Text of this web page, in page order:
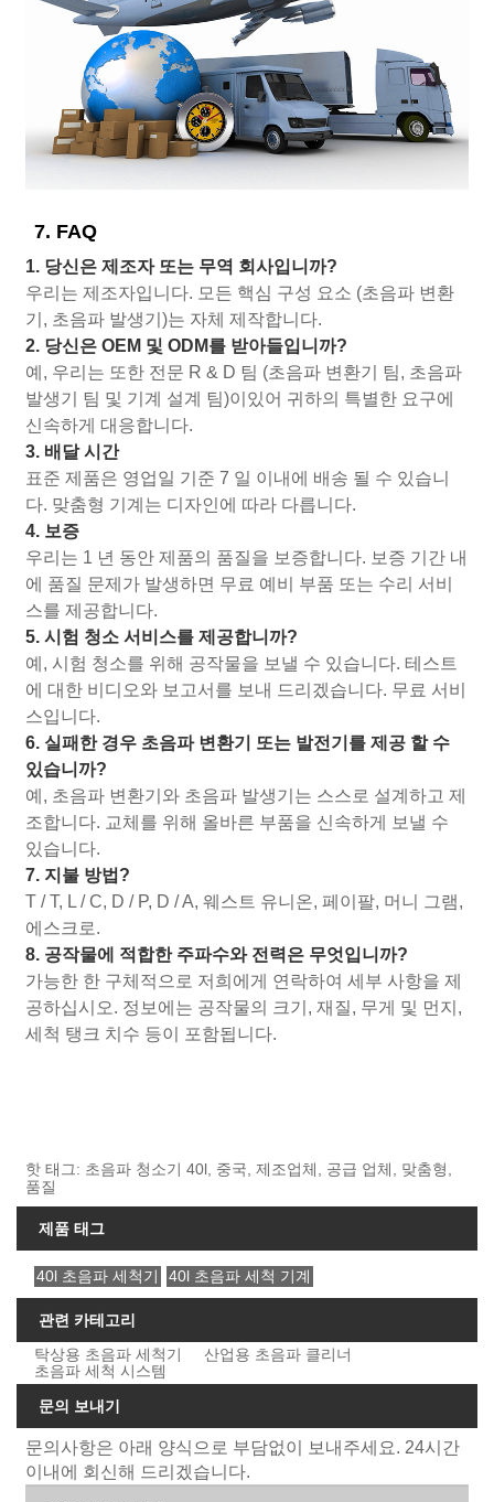
7. FAQ
1. 당신은 제조자 또는 무역 회사입니까?
우리는 제조자입니다. 모든 핵심 구성 요소 (초음파 변환
기, 초음파 발생기)는 자체 제작합니다.
2. 당신은 OEM 및 ODM를 받아들입니까?
예, 우리는 또한 전문 R & D 팀 (초음파 변환기 팀, 초음파
발생기 팀 및 기계 설계 팀)이있어 귀하의 특별한 요구에
신속하게 대응합니다.
3. 배달 시간
표준 제품은 영업일 기준 7 일 이내에 배송 될 수 있습니
다. 맞춤형 기계는 디자인에 따라 다릅니다.
4. 보증
우리는 1 년 동안 제품의 품질을 보증합니다. 보증 기간 내
에 품질 문제가 발생하면 무료 예비 부품 또는 수리 서비
스를 제공합니다.
5. 시험 청소 서비스를 제공합니까?
예, 시험 청소를 위해 공작물을 보낼 수 있습니다. 테스트
에 대한 비디오와 보고서를 보내 드리겠습니다. 무료 서비
스입니다.
6. 실패한 경우 초음파 변환기 또는 발전기를 제공 할 수
있습니까?
예, 초음파 변환기와 초음파 발생기는 스스로 설계하고 제
조합니다. 교체를 위해 올바른 부품을 신속하게 보낼 수
있습니다.
7. 지불 방법?
T / T, L / C, D / P, D / A, 웨스트 유니온, 페이팔, 머니 그램,
에스크로.
8. 공작물에 적합한 주파수와 전력은 무엇입니까?
가능한 한 구체적으로 저희에게 연락하여 세부 사항을 제
공하십시오. 정보에는 공작물의 크기, 재질, 무게 및 먼지,
세척 탱크 치수 등이 포함됩니다.
핫 태그: 초음파 청소기 40l, 중국, 제조업체, 공급 업체, 맞춤형,
품질
제품 태그
40l 초음파 세척기 40l 초음파 세척 기계
관련 카테고리
탁상용 초음파 세척기
산업용 초음파 클리너
초음파 세척 시스템
문의 보내기
문의사항은 아래 양식으로 부담없이 보내주세요. 24시간
이내에 회신해 드리겠습니다.